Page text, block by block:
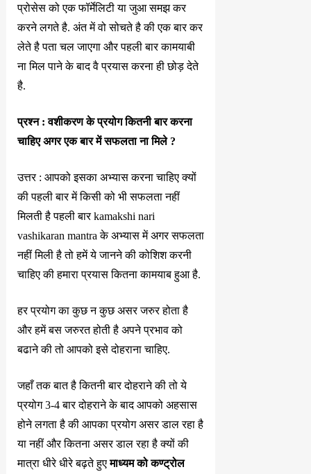
प्रोसेस को एक फॉर्मेलिटी या जुआ समझ कर
करने लगते है. अंत में वो सोचते है की एक बार कर
लेते है पता चल जाएगा और पहली बार कामयाबी
ना मिल पाने के बाद वै प्रयास करना ही छोड़ देते
है.
प्रश्न : वशीकरण के प्रयोग कितनी बार करना
चाहिए अगर एक बार में सफलता ना मिले ?
उत्तर : आपको इसका अभ्यास करना चाहिए क्यों
की पहली बार में किसी को भी सफलता नहीं
मिलती है पहली बार kamakshi nari
vashikaran mantra के अभ्यास में अगर सफलता
नहीं मिली है तो हमें ये जानने की कोशिश करनी
चाहिए की हमारा प्रयास कितना कामयाब हुआ है.
हर प्रयोग का कुछ न कुछ असर जरुर होता है
और हमें बस जरुरत होती है अपने प्रभाव को
बढाने की तो आपको इसे दोहराना चाहिए.
जहाँ तक बात है कितनी बार दोहराने की तो ये
प्रयोग 3-4 बार दोहराने के बाद आपको अहसास
होने लगता है की आपका प्रयोग असर डाल रहा है
या नहीं और कितना असर डाल रहा है क्यों की
मात्रा धीरे धीरे बढ़ते हुएमाध्यम को कण्ट्रोल